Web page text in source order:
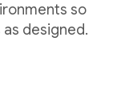
so
designed.